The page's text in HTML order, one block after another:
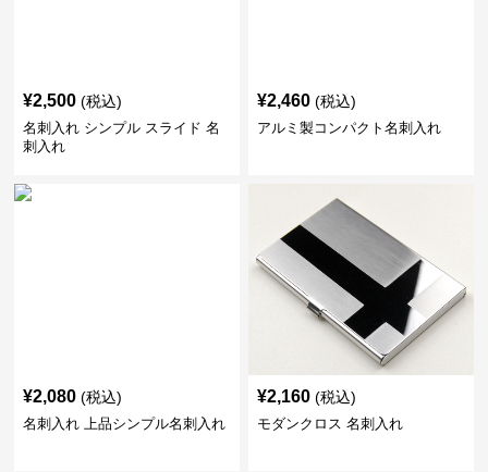
¥2,500 (税込)
名刺入れ シンプル スライド 名
刺入れ
¥2,460 (税込)
アルミ製コンパクト名刺入れ
¥2,080 (税込)
名刺入れ 上品シンプル名刺入れ
¥2,160 (税込)
モダンクロス 名刺入れ